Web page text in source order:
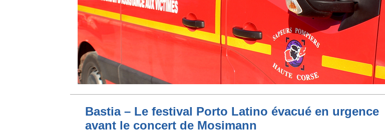
Bastia – Le festival Porto Latino évacué en urgence
avant le concert de Mosimann